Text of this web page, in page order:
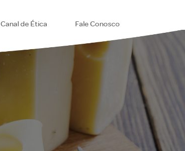
Canal de Ética Fale Conosco